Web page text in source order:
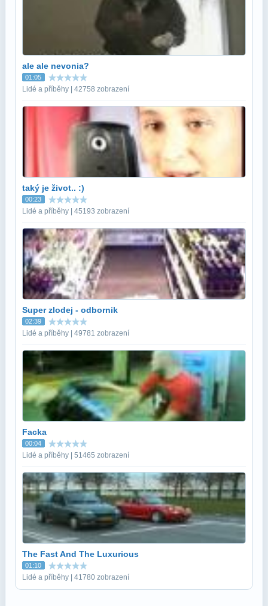
ale ale nevonia?
01:05
Lidé a příběhy | 42758 zobrazení
taký je život.. :)
00:23
Lidé a příběhy | 45193 zobrazení
Super zlodej - odbornik
02:39
Lidé a příběhy | 49781 zobrazení
Facka
00:04
Lidé a příběhy | 51465 zobrazení
The Fast And The Luxurious
01:10
Lidé a příběhy | 41780 zobrazení